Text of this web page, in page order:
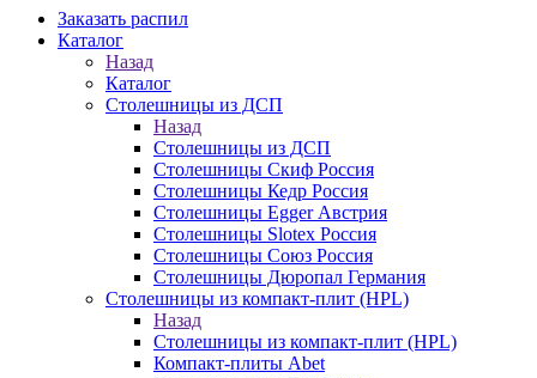
Заказать распил
Каталог
Назад
Каталог
Столешницы из ДСП
Назад
Столешницы из ДСП
Столешницы Скиф Россия
Столешницы Кедр Россия
Столешницы Egger Австрия
Столешницы Slotex Россия
Столешницы Союз Россия
Столешницы Дюропал Германия
Столешницы из компакт-плит (HPL)
Назад
Столешницы из компакт-плит (HPL)
Компакт-плиты Abet